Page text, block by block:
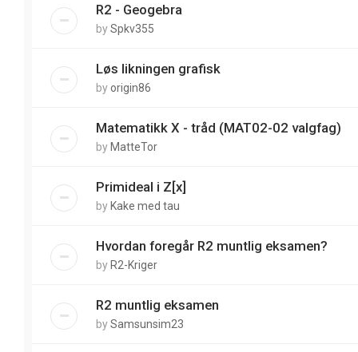
R2 - Geogebra
bySpkv355
Løs likningen grafisk
byorigin86
Matematikk X - tråd (MAT02-02 valgfag)
by MatteTor
Primideal i Z[x]
by Kake med tau
Hvordan foregår R2 muntlig eksamen?
by R2-Kriger
R2 muntlig eksamen
bySamsunsim23